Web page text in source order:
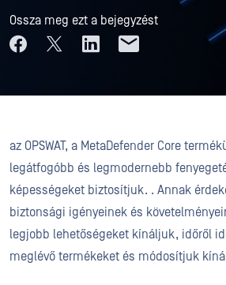
Ossza meg ezt a bejegyzést
az OPSWAT, a MetaDefender Core
legátfogóbb és legmodernebb
képességeket biztosítjuk. . Annak
biztonsági igényeinek és
legjobb lehetőségeket kínáljuk, időről
meglévő termékeket és módosítjuk